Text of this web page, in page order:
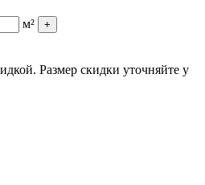
м²
+
Размер скидки уточняйте у